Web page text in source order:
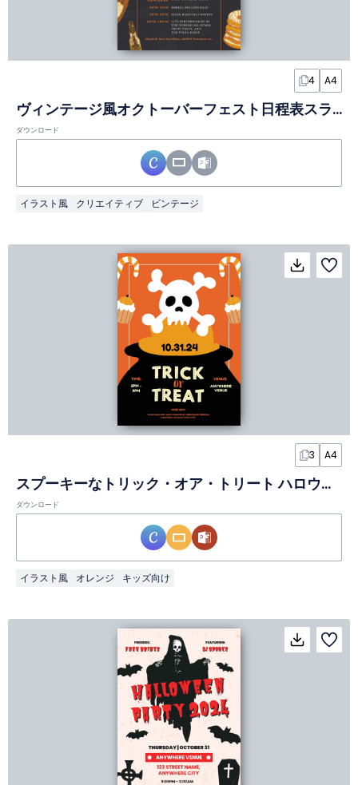
4 A4
ヴィンテージ風オクトーバーフェスト日程表スライド
ダウンロード
イラスト風 クリエイティブ ビンテージ
3 A4
スプーキーなトリック・オア・トリート ハロウィンポスター
ダウンロード
イラスト風 オレンジ キッズ向け